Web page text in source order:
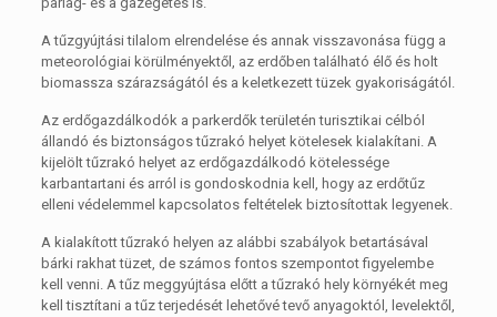
A tűzgyújtási tilalom elrendelése és annak visszavonása függ a
meteorológiai körülményektől, az erdőben található élő és holt
biomassza szárazságától és a keletkezett tüzek gyakoriságától.
Az erdőgazdálkodók a parkerdők területén turisztikai célból
állandó és biztonságos tűzrakó helyet kötelesek kialakítani. A
kijelölt tűzrakó helyet az erdőgazdálkodó kötelessége
karbantartani és arról is gondoskodnia kell, hogy az erdőtűz
elleni védelemmel kapcsolatos feltételek biztosítottak legyenek.
A kialakított tűzrakó helyen az alábbi szabályok betartásával
bárki rakhat tüzet, de számos fontos szempontot figyelembe
kell venni. A tűz meggyújtása előtt a tűzrakó hely környékét meg
kell tisztítani a tűz terjedését lehetővé tevő anyagoktól, levelektől,